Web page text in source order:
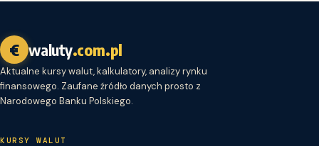
€ waluty.com.pl
Aktualne kursy walut, kalkulatory, analizy rynku
finansowego. Zaufane źródło danych prosto z
Narodowego Banku Polskiego.
KURSY WALUT